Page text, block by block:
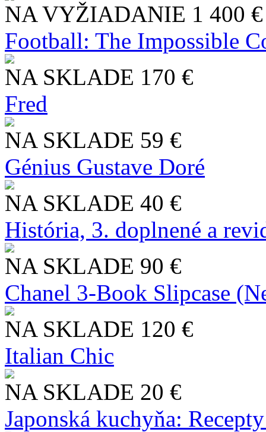
NA VYŽIADANIE 1 400 €
Football: The Impossible
NA SKLADE 170 €
Fred
NA SKLADE 59 €
Génius Gustave Doré
NA SKLADE 40 €
História, 3. doplnené a
NA SKLADE 90 €
Chanel 3-Book Slipcase
NA SKLADE 120 €
Italian Chic
NA SKLADE 20 €
Japonská kuchyňa: